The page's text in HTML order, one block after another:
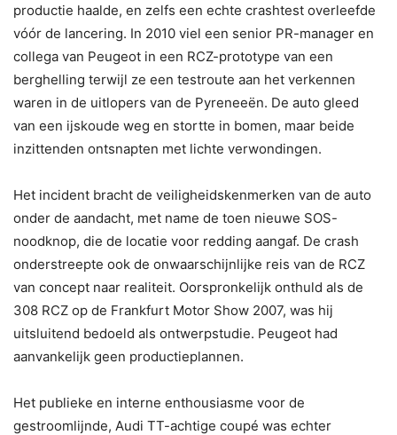
productie haalde, en zelfs een echte crashtest overleefde
vóór de lancering. In 2010 viel een senior PR-manager en
collega van Peugeot in een RCZ-prototype van een
berghelling terwijl ze een testroute aan het verkennen
waren in de uitlopers van de Pyreneeën. De auto gleed
van een ijskoude weg en stortte in bomen, maar beide
inzittenden ontsnapten met lichte verwondingen.
Het incident bracht de veiligheidskenmerken van de auto
onder de aandacht, met name de toen nieuwe SOS-
noodknop, die de locatie voor redding aangaf. De crash
onderstreepte ook de onwaarschijnlijke reis van de RCZ
van concept naar realiteit. Oorspronkelijk onthuld als de
308 RCZ op de Frankfurt Motor Show 2007, was hij
uitsluitend bedoeld als ontwerpstudie. Peugeot had
aanvankelijk geen productieplannen.
Het publieke en interne enthousiasme voor de
gestroomlijnde, Audi TT-achtige coupé was echter